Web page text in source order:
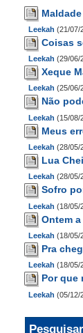
Leekah (21/07/
Coisas
Leekah (29/06/
Xeque
Leekah (25/06/
Não
Leekah (15/08/
Meus
Leekah (28/05/
Lua
Leekah (28/05/
Sofro
Leekah (18/05/
Ontem
Leekah (18/05/
Pra
Leekah (18/05/
Por que
Leekah (05/12/
Pesquisar